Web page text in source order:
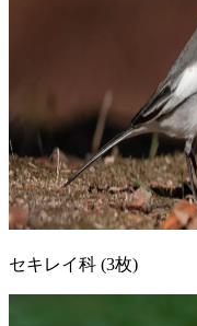
セキレイ科 (3枚)